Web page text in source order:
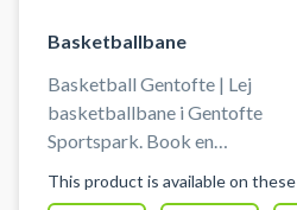
Basketballbane
Basketball Gentofte | Lej
basketballbane i Gentofte
Sportspark. Book en
i Gentofte på en indendørs
This product is available on